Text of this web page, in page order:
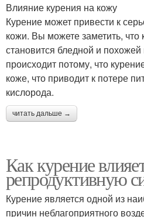
Влияние курения на кожу
Курение может привести к
кожи. Вы можете заметить,
становится бледной и
происходит потому, что
коже, что приводит к потере
кислорода.
читать дальше →
Как курение
репродуктивную
Курение является одной из
причин неблагоприятного